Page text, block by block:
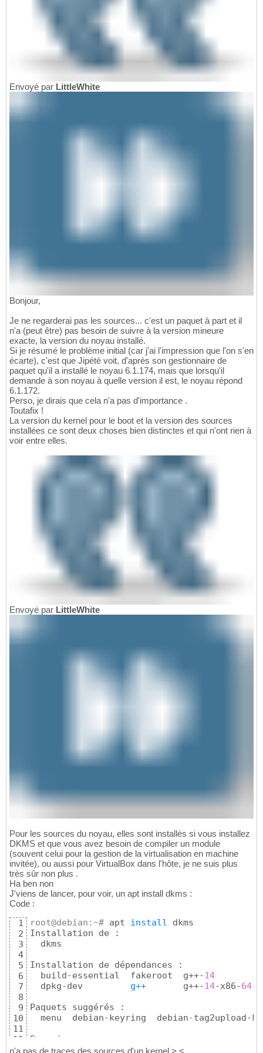
34
35
echo
"===== Contenu de /boot ====="
ls -l
"===== Entrée GRUB par défaut ====="
'^GRUB_DEFAULT=' etc/
echo "===== Noyaux présents dans GRUB ====="
Envoyé par LittleWhite
Bonjour,
Je ne regarderai pas les sources... c'est un paquet à part et il
n'a (peut être) pas besoin de suivre à la version mineure
exacte, la version du noyau installé.
Si je résumé le problème initial (car j'ai l'impression que l'on s'en
écarte), c'est que Jipété voit, d'après son gestionnaire de
paquet qu'il a installé le noyau 6.1.174, mais que lorsqu'il
demande à son noyau à quelle version il est, le noyau répond
6.1.172.
Perso, je dirais que cela n'a pas d'importance .
Toutafix !
La version du kernel pour le boot et la version des sources
installées ce sont deux choses bien distinctes et qui n'ont rien à
voir entre elles.
Envoyé par LittleWhite
Pour les sources du noyau, elles sont installés si vous installez
DKMS et que vous avez besoin de compiler un module
(souvent celui pour la gestion de la virtualisation en machine
invitée), ou aussi pour VirtualBox dans l'hôte, je ne suis plus
très sûr non plus .
Ha ben non
J'viens de lancer, pour voir, un apt install dkms :
Code :
1
2
3
4
5
6
7
8
9
10
11
12
13
root@debian:~# apt install dkms
Installation
  dkms
Installation de dépendances :
  build-essential  fakeroot  g++-
14
  dpkg-dev
g++
       g++-
14-x86-64-
Paquets suggérés :
menu  debian-keyring  debian-tag2upload-
Sommaire :
  Mise à niveau de :
0 . Installation de :
n'a pas de traces des sources d'un kernel >.<